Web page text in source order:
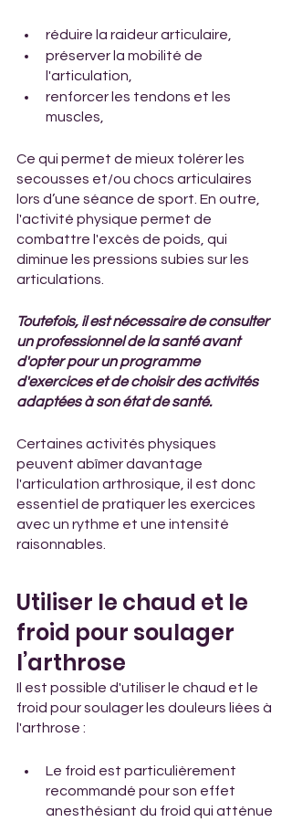
réduire la raideur articulaire,
préserver la mobilité de
l'articulation,
renforcer les tendons et les
muscles,
Ce qui permet de mieux tolérer les
secousses et/ou chocs articulaires
lors d’une séance de sport. En outre,
l'activité physique permet de
combattre l'excès de poids, qui
diminue les pressions subies sur les
articulations.
Toutefois, il est nécessaire de consulter
un professionnel de la santé avant
d'opter pour un programme
d'exercices et de choisir des activités
adaptées à son état de santé.
Certaines activités physiques
peuvent abîmer davantage
l'articulation arthrosique, il est donc
essentiel de pratiquer les exercices
avec un rythme et une intensité
raisonnables.
Utiliser le chaud et le
froid pour soulager
l’arthrose
Il est possible d'utiliser le chaud et le
froid pour soulager les douleurs liées à
l'arthrose :
Le froid est particulièrement
recommandé pour son effet
anesthésiant du froid qui atténue